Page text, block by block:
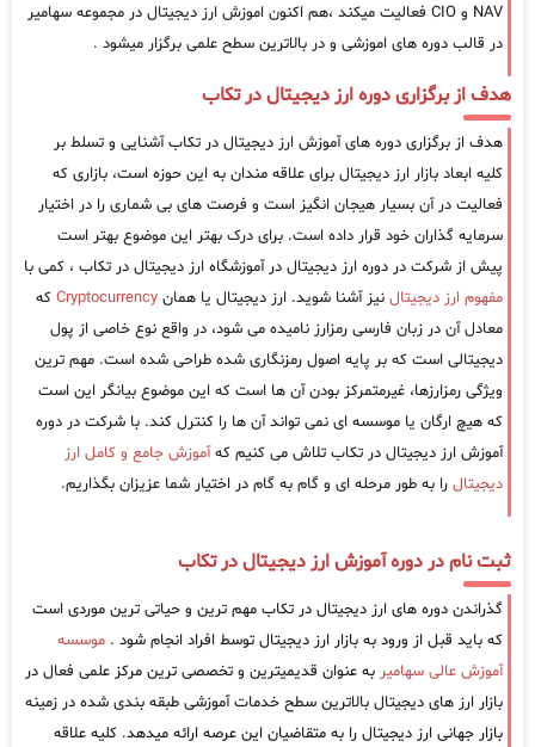
NAV و CIO فعالیت میکند ،هم اکنون اموزش ارز دیجیتال در مجموعه سهامیر
در قالب دوره های اموزشی و در بالاترین سطح علمی برگزار میشود .
هدف از برگزاری دوره ارز دیجیتال در تکاب
هدف از برگزاری دوره های آموزش ارز دیجیتال در تکاب آشنایی و تسلط بر
کلیه ابعاد بازار ارز دیجیتال برای علاقه مندان به این حوزه است، بازاری که
فعالیت در آن بسیار هیجان انگیز است و فرصت های بی شماری را در اختیار
سرمایه گذاران خود قرار داده است. برای درک بهتر این موضوع بهتر است
پیش از شرکت در دوره ارز دیجیتال در آموزشگاه ارز دیجیتال در تکاب ، کمی با
مفهوم ارز دیجیتال نیز آشنا شوید. ارز دیجیتال یا همان Cryptocurrency که
معادل آن در زبان فارسی رمزارز نامیده می شود، در واقع نوع خاصی از پول
دیجیتالی است که بر پایه اصول رمزنگاری شده طراحی شده است. مهم ترین
ویژگی رمزارزها، غیرمتمرکز بودن آن ها است که این موضوع بیانگر این است
که هیچ ارگان یا موسسه ای نمی تواند آن ها را کنترل کند. با شرکت در دوره
آموزش ارز دیجیتال در تکاب تلاش می کنیم کهآموزش جامع و کامل ارز
دیجیتال را به طور مرحله ای و گام به گام در اختیار شما عزیزان بگذاریم.
ثبت نام در دوره آموزش ارز دیجیتال در تکاب
گذراندن دوره های ارز دیجیتال در تکاب مهم ترین و حیاتی ترین موردی است
که باید قبل از ورود به بازار ارز دیجیتال توسط افراد انجام شود . موسسه
آموزش عالی سهامیر به عنوان قدیمیترین و تخصصی ترین مرکز علمی فعال در
بازار ارز های دیجیتال بالاترین سطح خدمات آموزشی طبقه بندی شده در زمینه
بازار جهانی ارز دیجیتال را به متقاضیان این عرصه ارائه میدهد. کلیه علاقه